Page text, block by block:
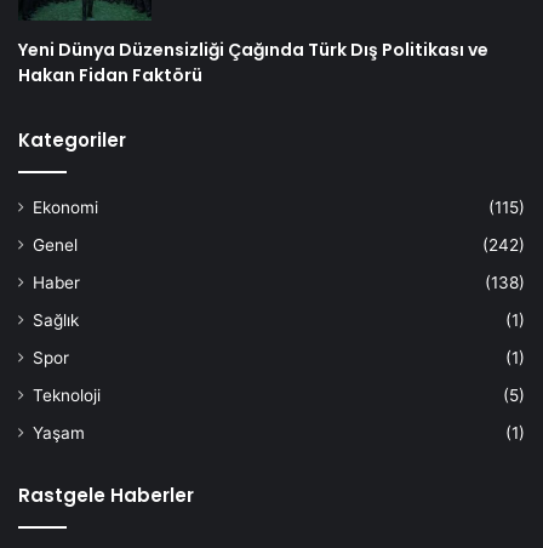
Yeni Dünya Düzensizliği Çağında Türk Dış Politikası ve
Hakan Fidan Faktörü
Kategoriler
Ekonomi
(115)
Genel
(242)
Haber
(138)
Sağlık
(1)
Spor
(1)
Teknoloji
(5)
Yaşam
(1)
Rastgele Haberler